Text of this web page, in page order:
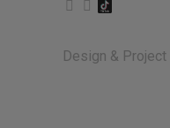
Design & Project